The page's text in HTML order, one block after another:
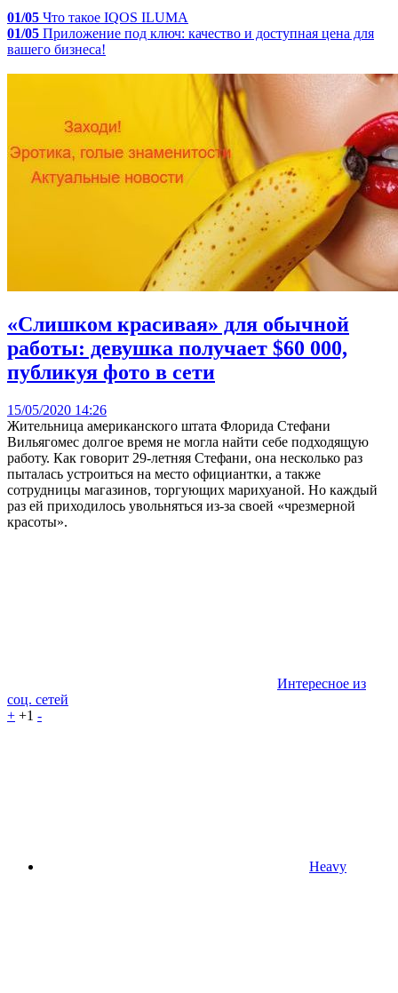
01/05 Что такое IQOS ILUMA
01/05 Приложение под ключ: качество и доступная цена для
вашего бизнеса!
«Слишком красивая» для обычной
работы: девушка получает $60 000,
публикуя фото в сети
15/05/2020 14:26
Жительница американского штата Флорида Стефани
Вильягомес долгое время не могла найти себе подходящую
работу. Как говорит 29-летняя Стефани, она несколько раз
пыталась устроиться на место официантки, а также
сотрудницы магазинов, торгующих марихуаной. Но каждый
раз ей приходилось увольняться из-за своей «чрезмерной
красоты».
Интересное из
соц. сетей
+ +1 -
Heavy